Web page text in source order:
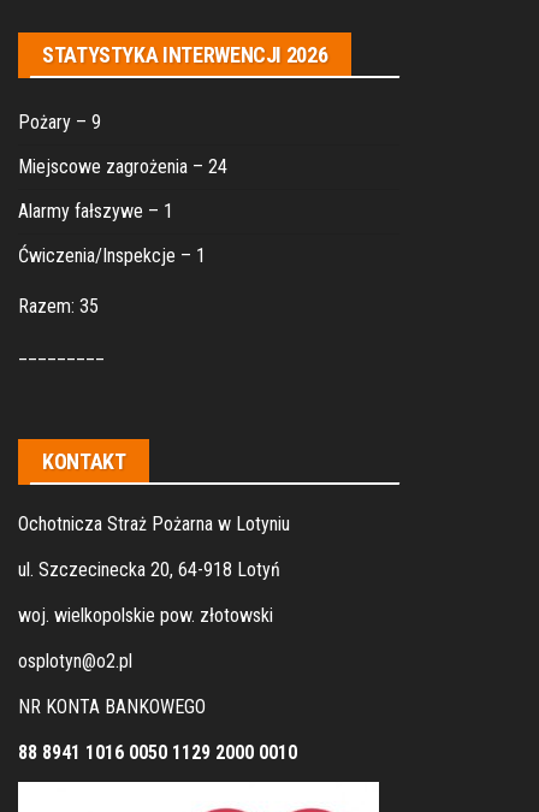
STATYSTYKA INTERWENCJI 2026
Pożary – 9
Miejscowe zagrożenia – 24
Alarmy fałszywe – 1
Ćwiczenia/Inspekcje – 1
Razem: 35
KONTAKT
Ochotnicza Straż Pożarna w Lotyniu
ul. Szczecinecka 20, 64-918 Lotyń
woj. wielkopolskie pow. złotowski
osplotyn@o2.pl
NR KONTA BANKOWEGO
88 8941 1016 0050 1129 2000 0010